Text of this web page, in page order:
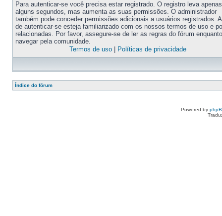
Para autenticar-se você precisa estar registrado. O registro leva apenas
alguns segundos, mas aumenta as suas permissões. O administrador
também pode conceder permissões adicionais a usuários registrados.
de autenticar-se esteja familiarizado com os nossos termos de uso e
relacionadas. Por favor, assegure-se de ler as regras do fórum enquanto
navegar pela comunidade.
Termos de uso| Políticas de privacidade
Índice do fórum
Powered by